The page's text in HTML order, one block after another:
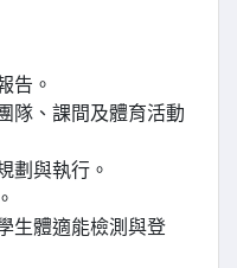
告。
隊、課間及體育活動
劃與執行。
生體適能檢測與登